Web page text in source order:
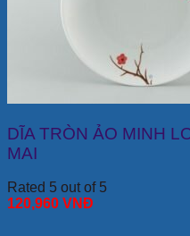
DĨA TRÒN ẢO MINH
MAI
Rated 5 out of 5
120,960 VNĐ